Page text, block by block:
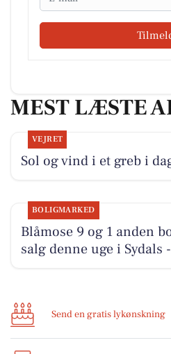
MEST LÆSTE
VEJRET
Sol og vind i et greb i
BOLIGMARKED
Blåmose 9 og 1 anden
salg denne uge i Sydals
Send en gratis lykønskning